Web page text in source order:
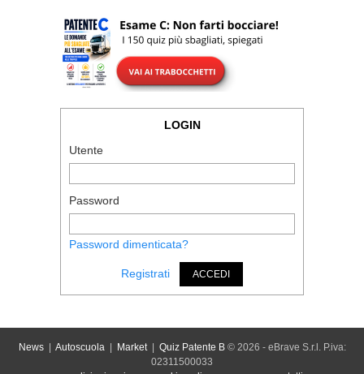
LOGIN
Utente
Password
Password dimenticata?
Registrati ACCEDI
News| Autoscuola| Market| Quiz Patente B© 2026 - eBrave S.r.l. P.iva:
02311500033